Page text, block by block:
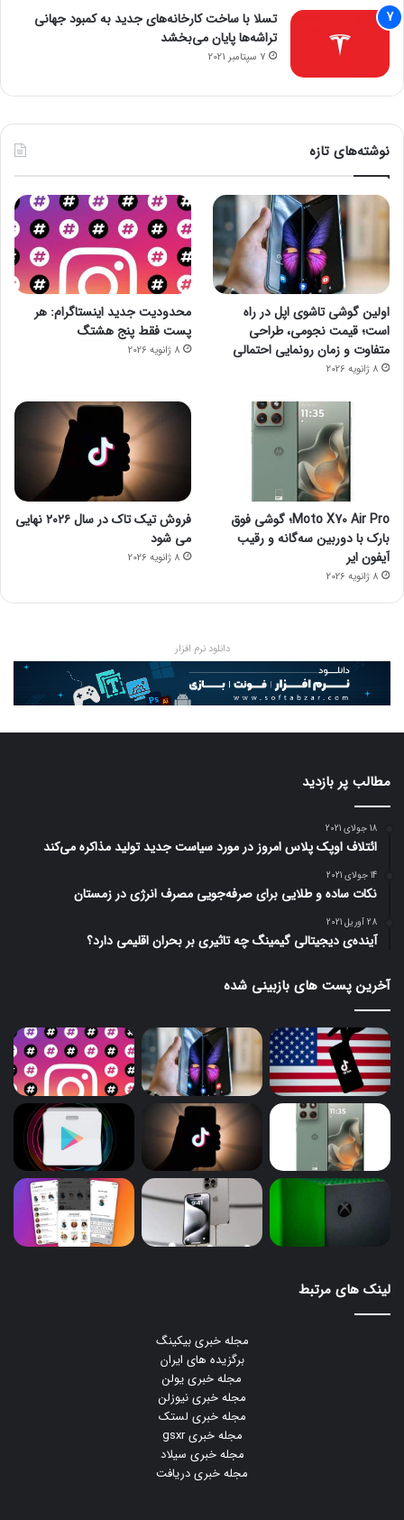
تسلا با ساخت کارخانه‌های جدید به کمبود جهانی
تراشه‌ها پایان می‌بخشد
7 سپتامبر 2021
نوشته‌های تازه
اولین گوشی تاشوی اپل در راه
است؛ قیمت نجومی، طراحی
متفاوت و زمان رونمایی احتمالی
8 ژانویه 2026
محدودیت جدید اینستاگرام: هر
پست فقط پنج هشتگ
8 ژانویه 2026
Moto X70 Air Pro؛ گوشی فوق
بارک با دوربین سه‌گانه و رقیب
آیفون ایر
8 ژانویه 2026
فروش تیک تاک در سال ۲۰۲۶ نهایی
می شود
8 ژانویه 2026
دانلود نرم افزار
مطالب پر بازدید
18 جولای 2021
ائتلاف اوپک پلاس امروز در مورد سیاست جدید تولید مذاکره می‌کند
14 جولای 2021
نکات ساده و طلایی برای صرفه‌جویی مصرف انرژی در زمستان
28 آوریل 2021
آینده‌ی دیجیتالی گیمینگ چه تاثیری بر بحران اقلیمی دارد؟
آخرین پست های بازبینی شده
لینک های مرتبط
مجله خبری بیکینگ
برگزیده های ایران
مجله خبری یولن
مجله خبری نیوزلن
مجله خبری لستک
مجله خبری gsxr
مجله خبری سیلاد
مجله خبری دریافت